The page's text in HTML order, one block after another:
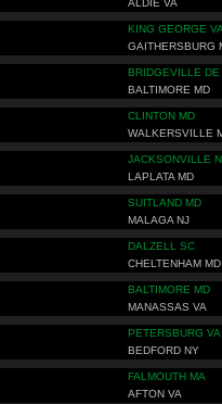
ALDIE VA
KING GEORGE
GAITHERSBURG
BRIDGEVILLE DE
BALTIMORE MD
CLINTON MD
WALKERSVILLE
JACKSONVILLE
LAPLATA MD
SUITLAND MD
MALAGA NJ
DALZELL SC
CHELTENHAM MD
BALTIMORE MD
MANASSAS VA
PETERSBURG VA
BEDFORD NY
FALMOUTH MA
AFTON VA